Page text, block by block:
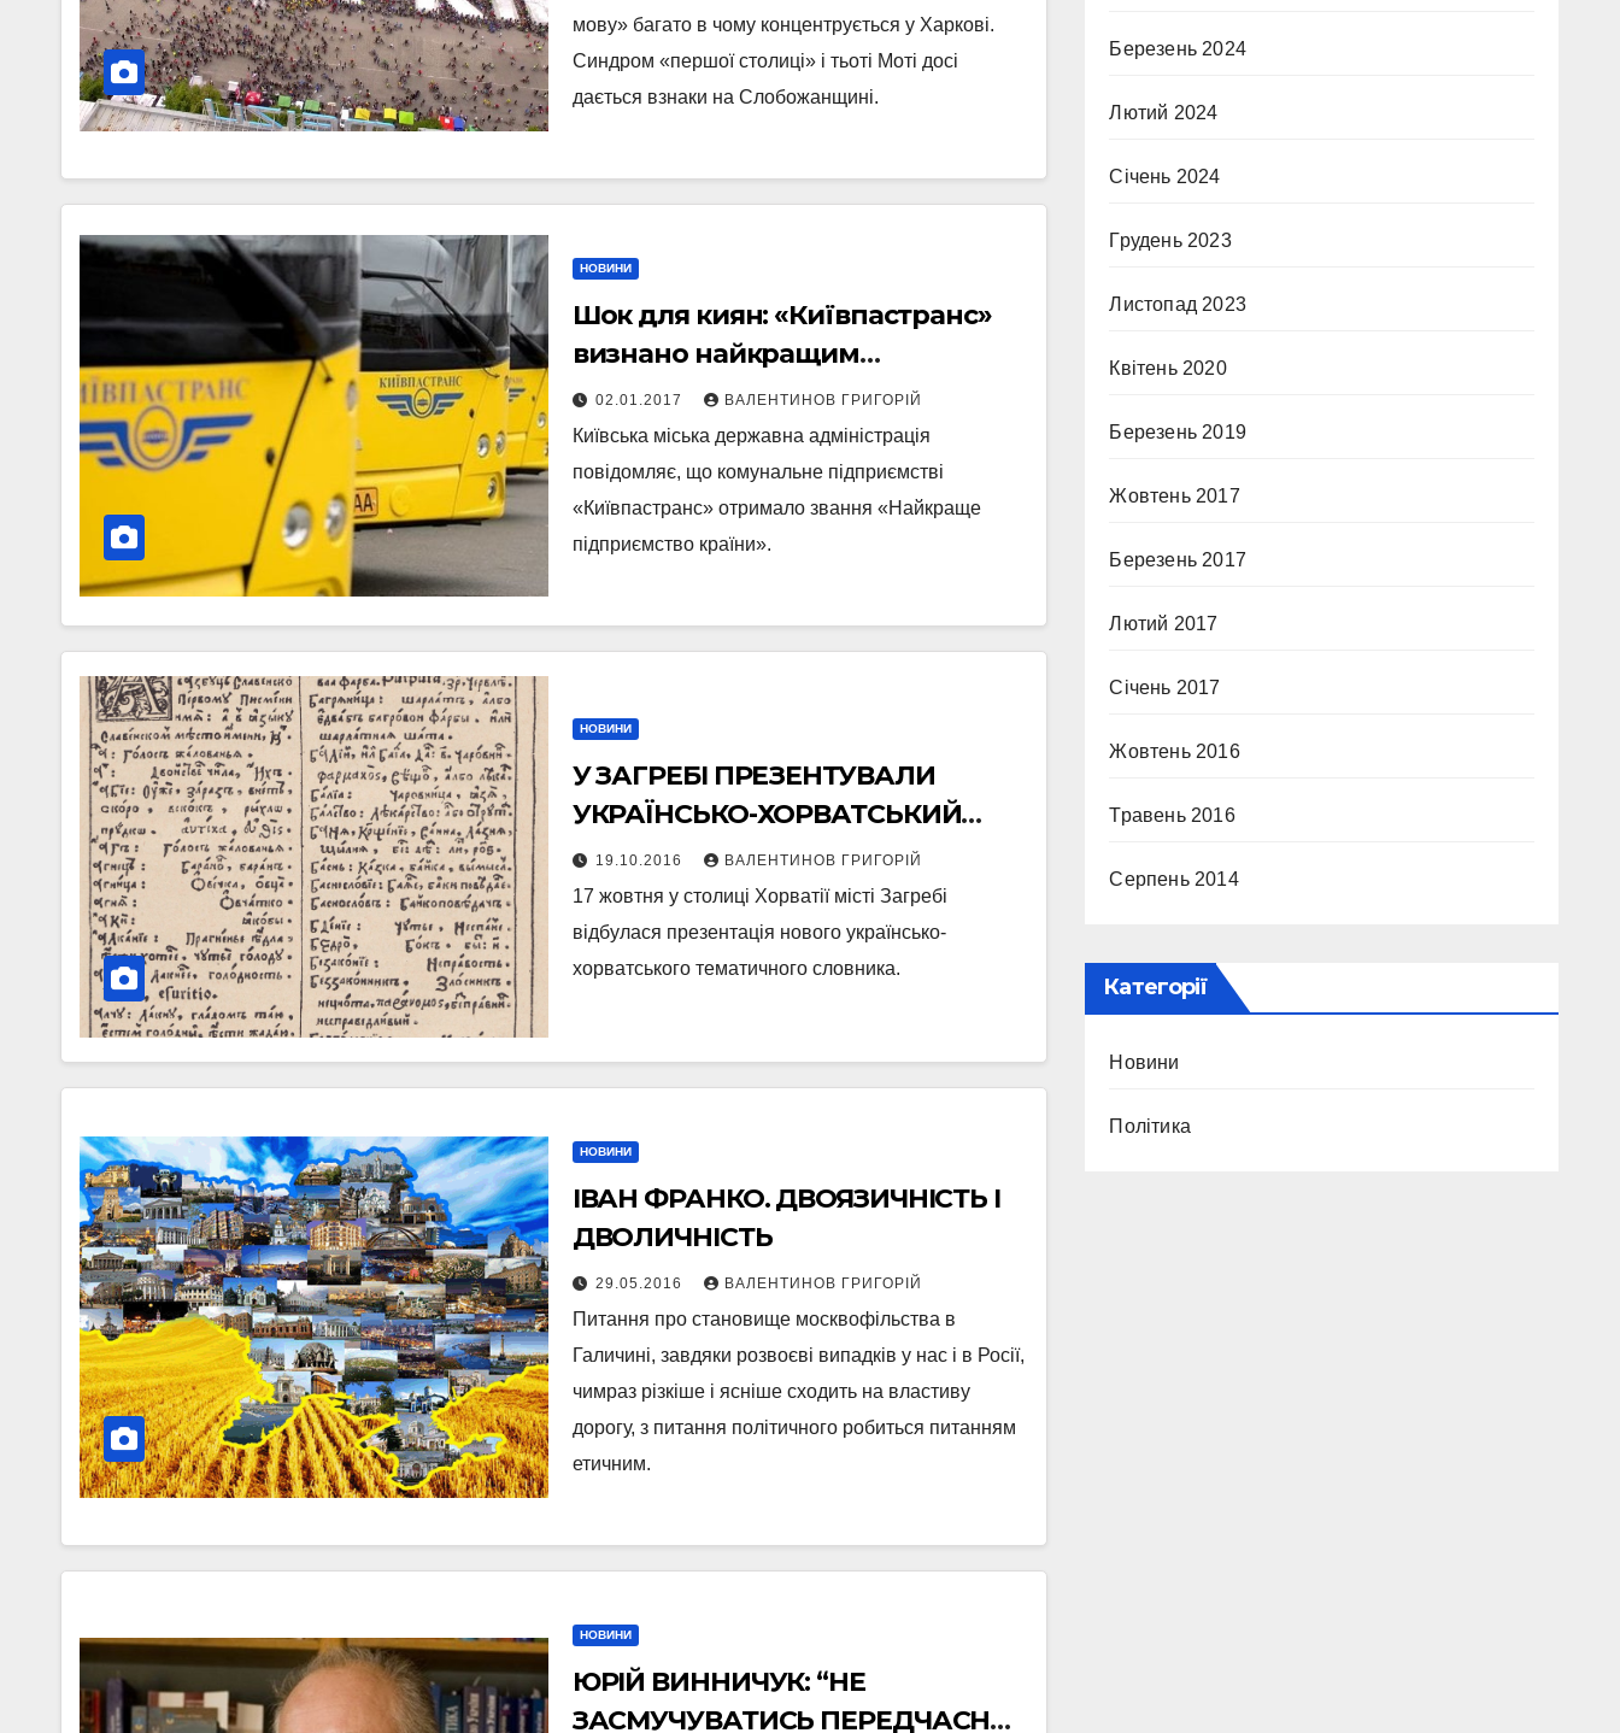
мову» багато в чому концентрується у Харкові.
Синдром «першої столиці» і тьоті Моті досі
дається взнаки на Слобожанщині.
НОВИНИ
Шок для киян: «Київпастранс»
визнано найкращим
підприємством року
02.01.2017 ВАЛЕНТИНОВ ГРИГОРІЙ
Київська міська державна адміністрація
повідомляє, що комунальне підприємстві
«Київпастранс» отримало звання «Найкраще
підприємство країни».
НОВИНИ
У ЗАГРЕБІ ПРЕЗЕНТУВАЛИ
УКРАЇНСЬКО-ХОРВАТСЬКИЙ
СЛОВНИК
19.10.2016 ВАЛЕНТИНОВ ГРИГОРІЙ
17 жовтня у столиці Хорватії місті Загребі
відбулася презентація нового українсько-
хорватського тематичного словника.
НОВИНИ
ІВАН ФРАНКО. ДВОЯЗИЧНІСТЬ І
ДВОЛИЧНІСТЬ
29.05.2016 ВАЛЕНТИНОВ ГРИГОРІЙ
Питання про становище москвофільства в
Галичині, завдяки розвоєві випадків у нас і в Росії,
чимраз різкіше і ясніше сходить на властиву
дорогу, з питання політичного робиться питанням
етичним.
НОВИНИ
ЮРІЙ ВИННИЧУК: “НЕ
ЗАСМУЧУВАТИСЬ ПЕРЕДЧАСНО І
Березень 2024
Лютий 2024
Січень 2024
Грудень 2023
Листопад 2023
Квітень 2020
Березень 2019
Жовтень 2017
Березень 2017
Лютий 2017
Січень 2017
Жовтень 2016
Травень 2016
Серпень 2014
Категорії
Новини
Політика